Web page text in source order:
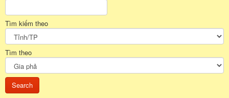
Tìm kiếm theo
Tìm theo